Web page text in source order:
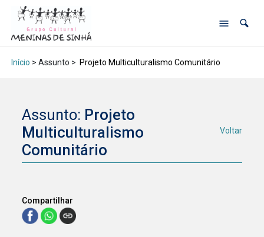
Início > Assunto > Projeto Multiculturalismo Comunitário
Assunto: Projeto
Multiculturalismo
Comunitário
Voltar
Compartilhar